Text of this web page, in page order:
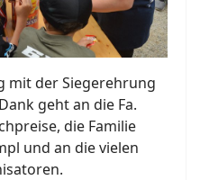
mit der Siegerehrung
geht an die Fa.
die Familie
und an die vielen